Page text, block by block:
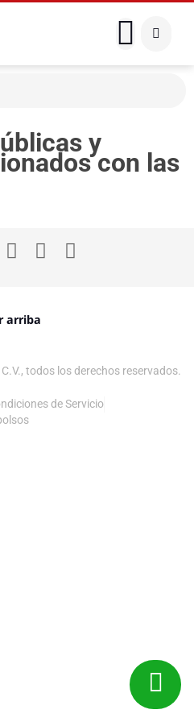
y
con las
arriba
todos los derechos reservados.
de Servicio